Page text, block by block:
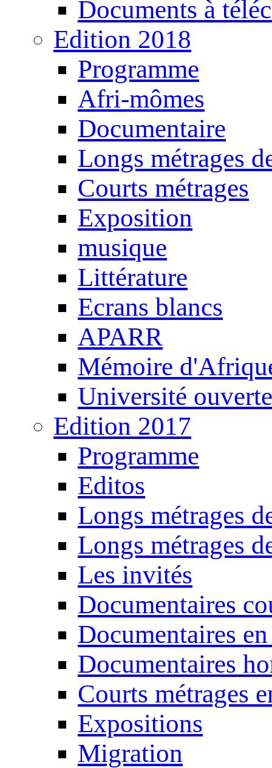
Documents à
Edition 2018
Programme
Afri-mômes
Documentaire
Longs métrages
Courts métrages
Exposition
musique
Littérature
Ecrans blancs
APARR
Mémoire
Université ouverte
Edition 2017
Programme
Editos
Longs métrages
Longs métrages
Les invités
Documentaires
Documentaires
Documentaires
Courts métrages
Expositions
Migration